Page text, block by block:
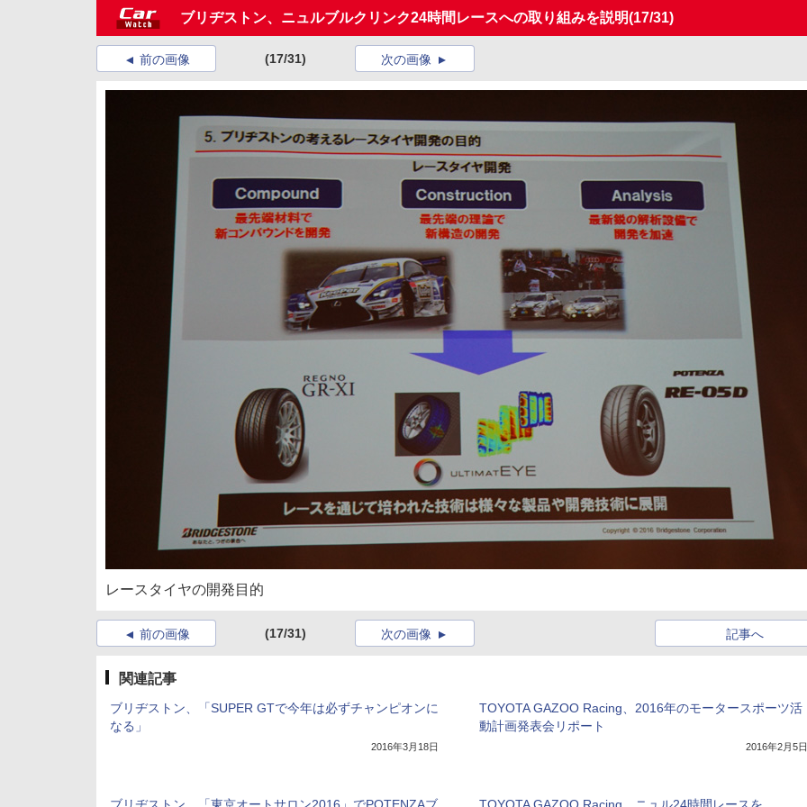
ブリヂストン、ニュルブルクリンク24時間レースへの取り組みを説明(17/31)
前の画像 (17/31) 次の画像
レースタイヤの開発目的
前の画像 (17/31) 記事へ
次の画像
関連記事
ブリヂストン、「SUPER GTで今年は必ずチャンピオンに
なる」
2016年3月18日
TOYOTA GAZOO Racing、2016年のモータースポーツ活
動計画発表会リポート
2016年2月5日